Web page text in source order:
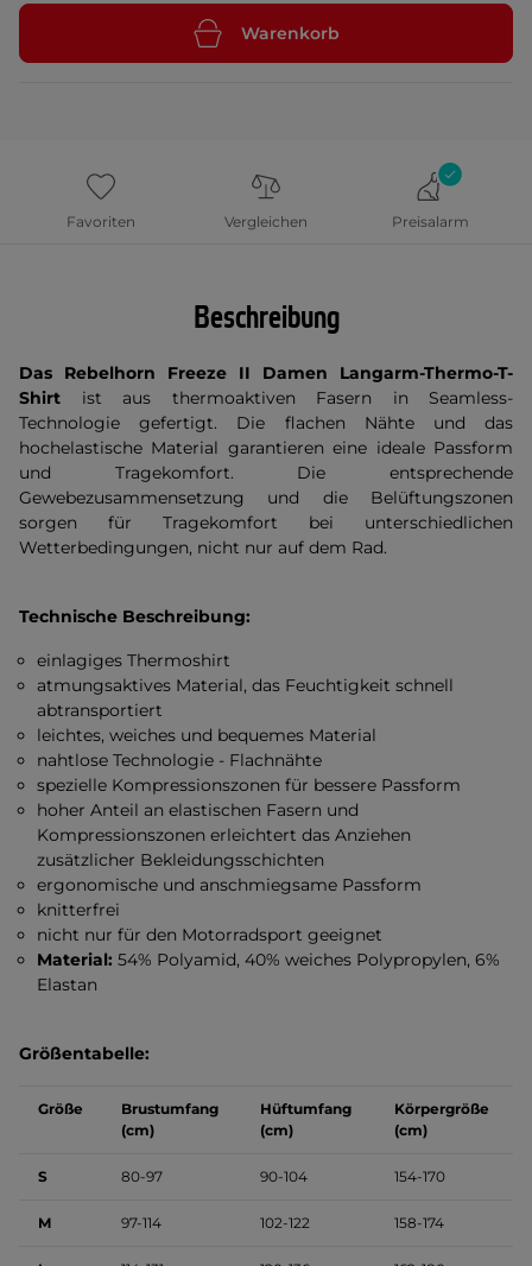
Warenkorb
Favoriten Vergleichen Preisalarm
Beschreibung
Das Rebelhorn Freeze II Damen Langarm-Thermo-T-
Shirt ist aus thermoaktiven Fasern in Seamless-
Technologie gefertigt. Die flachen Nähte und das
hochelastische Material garantieren eine ideale Passform
und Tragekomfort. Die entsprechende
Gewebezusammensetzung und die Belüftungszonen
sorgen für Tragekomfort bei unterschiedlichen
Wetterbedingungen, nicht nur auf dem Rad.
Technische Beschreibung:
einlagiges Thermoshirt
atmungsaktives Material, das Feuchtigkeit schnell
abtransportiert
leichtes, weiches und bequemes Material
nahtlose Technologie - Flachnähte
spezielle Kompressionszonen für bessere Passform
hoher Anteil an elastischen Fasern und
Kompressionszonen erleichtert das Anziehen
zusätzlicher Bekleidungsschichten
ergonomische und anschmiegsame Passform
knitterfrei
nicht nur für den Motorradsport geeignet
Material:54% Polyamid, 40% weiches Polypropylen, 6%
Elastan
Größentabelle:
Größe
Brustumfang
(cm)
Hüftumfang
(cm)
Körpergröße
(cm)
S 80-97 90-104 154-170
M 97-114 102-122 158-174